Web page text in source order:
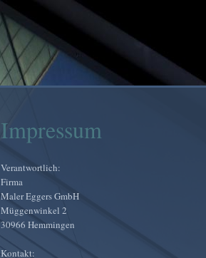
Impressum
Verantwortlich:
Firma
Maler Eggers GmbH
Müggenwinkel 2
30966 Hemmingen
Kontakt: